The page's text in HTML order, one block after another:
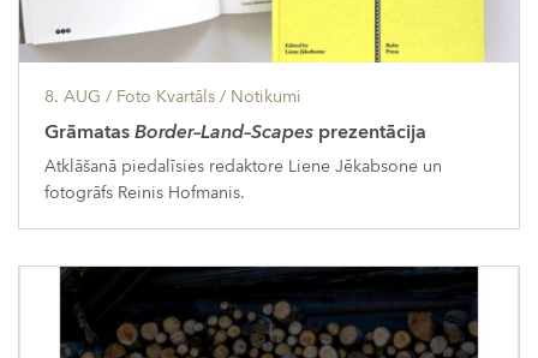
8. AUG / Foto Kvartāls / Notikumi
GrāmatasBorder–Land–Scapes prezentācija
Atklāšanā piedalīsies redaktore Liene Jēkabsone un
fotogrāfs Reinis Hofmanis.